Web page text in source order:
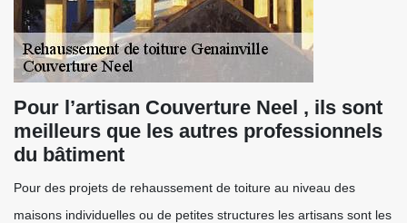
Pour l’artisan Couverture Neel , ils sont
meilleurs que les autres professionnels
du bâtiment
Pour des projets de rehaussement de toiture au niveau des
maisons individuelles ou de petites structures les artisans sont les